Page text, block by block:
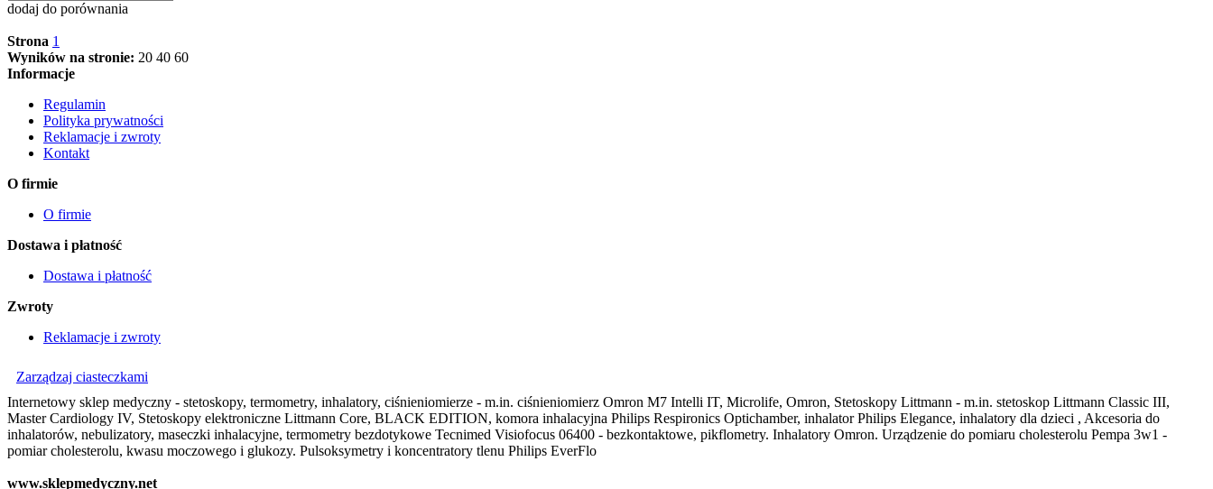
dodaj do porównania
Strona 1
Wyników na stronie: 20 40 60
Informacje
Regulamin
Polityka prywatności
Reklamacje i zwroty
Kontakt
O firmie
O firmie
Dostawa i płatność
Dostawa i płatność
Zwroty
Reklamacje i zwroty
Zarządzaj ciasteczkami
Internetowy sklep medyczny - stetoskopy, termometry, inhalatory, ciśnieniomierze - m.in. ciśnieniomierz Omron M7 Intelli IT, Microlife, Omron, Stetoskopy Littmann - m.in. stetoskop Littmann Classic III,
Master Cardiology IV, Stetoskopy elektroniczne Littmann Core, BLACK EDITION, komora inhalacyjna Philips Respironics Optichamber, inhalator Philips Elegance, inhalatory dla dzieci , Akcesoria do
inhalatorów, nebulizatory, maseczki inhalacyjne, termometry bezdotykowe Tecnimed Visiofocus 06400 - bezkontaktowe, pikflometry. Inhalatory Omron. Urządzenie do pomiaru cholesterolu Pempa 3w1 -
pomiar cholesterolu, kwasu moczowego i glukozy. Pulsoksymetry i koncentratory tlenu Philips EverFlo
www.sklepmedyczny.net